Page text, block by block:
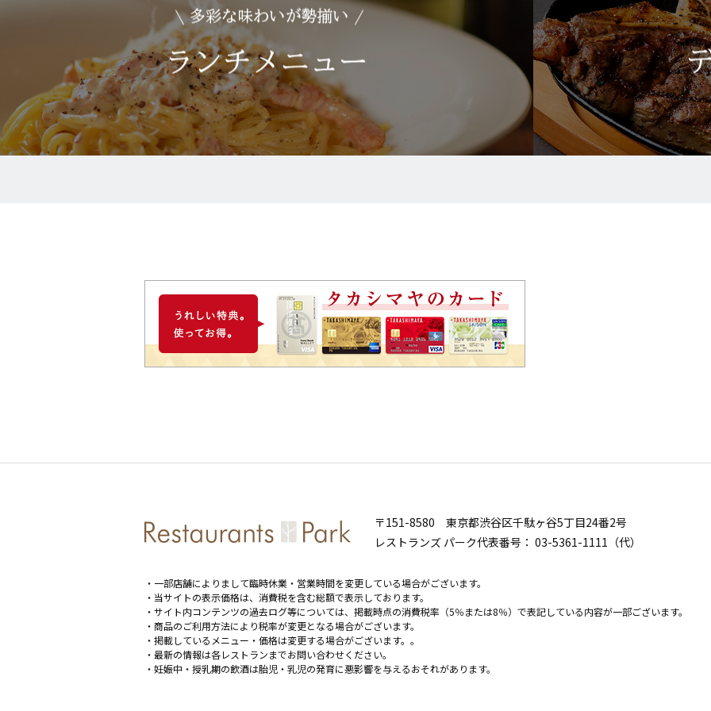
〒151-8580 東京都渋谷区千駄ヶ谷5丁目24番2号
レストランズ パーク代表番号： 03-5361-1111（代）
・一部店舗によりまして臨時休業・営業時間を変更している場合がございます。
・当サイトの表示価格は、消費税を含む総額で表示しております。
・サイト内コンテンツの過去ログ等については、掲載時点の消費税率（5％または8％）で表記している内容が一部ございます。
・商品のご利用方法により税率が変更となる場合がございます。
・掲載しているメニュー・価格は変更する場合がございます。。
・最新の情報は各レストランまでお問い合わせください。
・妊娠中・授乳期の飲酒は胎児・乳児の発育に悪影響を与えるおそれがあります。